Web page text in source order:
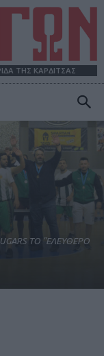
ΤΗΣ ΚΑΡΔΙΤΣΑΣ
ΤΟ "ΕΛΕΥΘΕΡΟ